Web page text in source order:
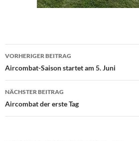
Beitragsnavigation
VORHERIGER BEITRAG
Aircombat-Saison startet am 5. Juni
NÄCHSTER BEITRAG
Aircombat der erste Tag